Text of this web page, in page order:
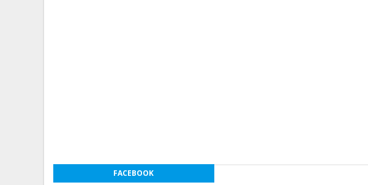
FACEBOOK